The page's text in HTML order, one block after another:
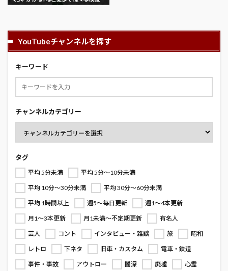
YouTubeチャンネルを探す
キーワード
チャンネルカテゴリー
タグ
平均 5分未満
平均 5分～10分未満
平均 10分～30分未満
平均 30分～60分未満
平均 1時間以上
週5～毎日更新
週1～4本更新
月1～3本更新
月1未満～不定期更新
有名人
芸人
コント インタビュー・雑談 旅
昭和
レトロ
下ネタ 旧車・カスタム
電車・鉄道
事件・事故
アウトロー 闇深 廃墟 心霊